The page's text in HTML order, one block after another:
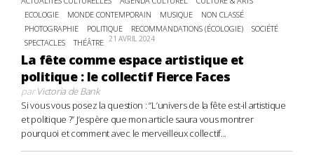
ECOLOGIE
MONDE CONTEMPORAIN MUSIQUE
NON CLASSÉ
PHOTOGRAPHIE
POLITIQUE RECOMMANDATIONS (ÉCOLOGIE)
SOCIÉTÉ
SPECTACLES
THÉÂTRE 21 AVRIL 2024
La fête comme espace artistique et
politique : le collectif Fierce Faces
parVictoria de Bank
Si vous vous posez la question : “L’univers de la fête est-il artistique
et politique ?” J’espère que mon article saura vous montrer
pourquoi et comment avec le merveilleux collectif...